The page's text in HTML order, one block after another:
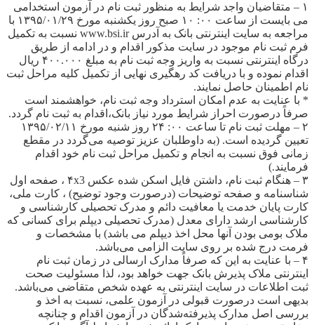
۱ – متقاضیان واجد شرایط به منظور ثبت نام در آزمون استخدامی
می بایست از ساعت ۰۰: ۱۰ صبح روز یکشنبه مورخ ۱۳۹۵/۰۱/۲۹ با
مراجعه به سایت اینترنتی بانک به آدرس www.bsi.ir نسبت به تکمیل
فرم ثبت نام موجود در سایت مذکور اقدام و در ادامه از طریق
درگاه اینترنتی نسبت به واریز وجه ثبت نام به مبلغ ۴۰۰.۰۰۰ ریال
اقدام نموده و با دریافت کد رهگیری نهایی از تکمیل کلیه مراحل ثبت
نام اطمینان حاصل نمایند.
* با عنایت به عدم امکان استرداد وجه ثبت نام، خواهشمند است
صرفاً درصورت احراز شرایط مورد نیاز بانک،اقدام به ثبت نام گردد.
۲ – مهلت ثبت نام تا ساعت ۰۰: ۲۴ روز شنبه مورخ ۱۳۹۵/۰۲/۱۱
تعیین گردیده است. (به داوطلبان عزیز توصیه می‌گردد در مقطع
زمانی فوق نسبت به انجام و تکمیل مراحل ثبت نام خود اقدام
فرمایند.)
۳ – هنگام ثبت نام، داشتن فایل اسکن شده عکس ۴x3 ، صفحه اول
شناسنامه و صفحه توضیحات (درصورت وجود توضیح) ، کارت ملی،
کارت پایان خدمت یا معافیت دائم و مدرک تحصیلی کارشناسی و
کارشناسی ارشد دارای معدل (مدرک تحصیلی دیپلم برای کسانی که
ملاک بومی بودن آنها محل اخذ دیپلم می باشد) با مشخصات و
فرمت درج شده بر روی سایت الزامی می‌باشد.
۴ – با عنایت به این که صرفاً مدارک ارسالی در زمان ثبت نام
اینترنتی ملاک پذیرش بانک جهت خواهد بود، لذا مسئولیت صحت
ثبت اطلاعات در سایت اینترنتی به عهده شخص متقاضی می‌باشد.
بدیهی است درصورت قبولی در آزمون علمی، نسبت به اخذ و
بررسی اصل مدارک پذیرفته‌‌شدگان در آزمون اقدام و چنانچه